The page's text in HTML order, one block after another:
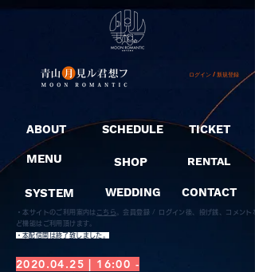
ログイン / 新規登録
ABOUT
MENU
SYSTEM
SCHEDULE
SHOP
WEDDING
TICKET
RENTAL
CONTACT
・本サイトのご利用案内は こちら
会員登録 / ログイン後、投げ銭、コメント
ど機能はご利用頂けます。
​・本配信開は終了致しました。
2020.04.25 | 16:00 -